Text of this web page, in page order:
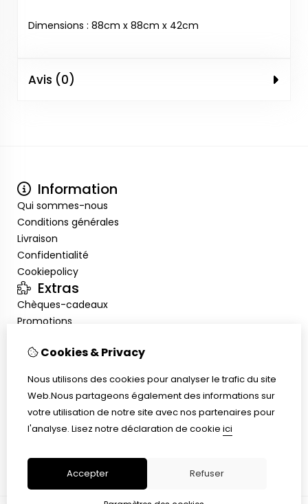
Dimensions : 88cm x 88cm x 42cm
Avis (0)
Information
Qui sommes-nous
Conditions générales
Livraison
Confidentialité
Cookiepolicy
Extras
Chèques-cadeaux
Promotions
Inloggen
Service client
Plan du site
Cookies & Privacy
Nous utilisons des cookies pour analyser le trafic du site
Web.Nous partageons également des informations sur
votre utilisation de notre site avec nos partenaires pour
l'analyse. Lisez notre déclaration de cookie ici
Accepter Refuser